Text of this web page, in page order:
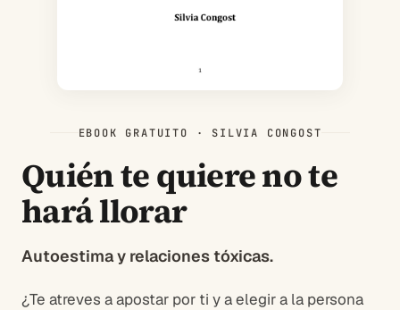
EBOOK GRATUITO · SILVIA CONGOST
Quién te quiere no te
hará llorar
Autoestima y relaciones tóxicas.
¿Te atreves a apostar por ti y a elegir a la persona